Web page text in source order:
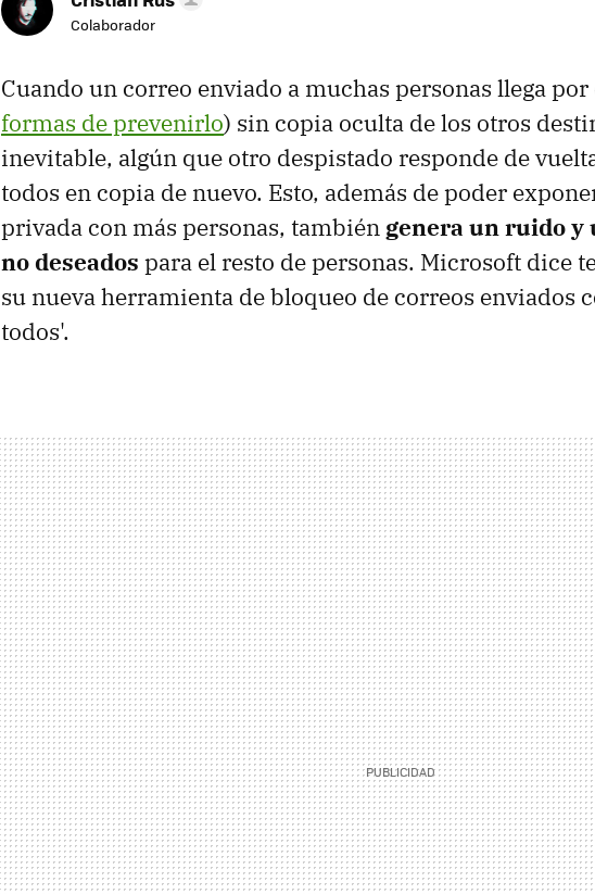
Colaborador
Cuando un correo enviado a muchas personas llega
formas de prevenirlo) sin copia oculta de los otros
inevitable, algún que otro despistado responde de
todos en copia de nuevo. Esto, además de poder
privada con más personas, también genera un ruido y
no deseados para el resto de personas. Microsoft dice
su nueva herramienta de bloqueo de correos enviados
todos'.